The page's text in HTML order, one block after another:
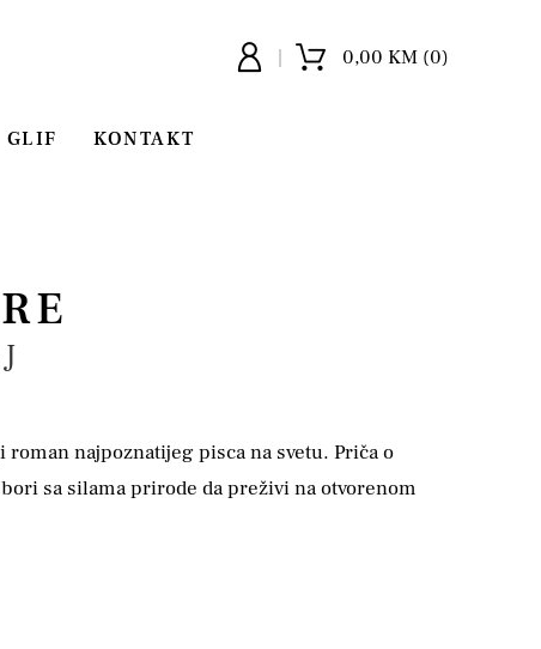
0,00 KM (0)
GLIF KONTAKT
najpoznatijeg pisca na svetu. Priča o
sa silama prirode da preživi na otvorenom